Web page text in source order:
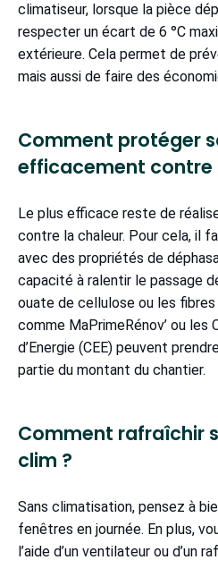
climatiseur, lorsque la pièce
respecter un écart de 6 °C
extérieure. Cela permet de
mais aussi de faire des
Comment protéger
efficacement contre
Le plus efficace reste de
contre la chaleur. Pour cela, il
avec des propriétés de
capacité à ralentir le passage
ouate de cellulose ou les fibres
comme MaPrimeRénov’ ou les
d’Energie (CEE) peuvent
partie du montant du chantier.
Comment rafraîchir
clim ?
Sans climatisation, pensez à
fenêtres en journée. En plus,
l’aide d’un ventilateur ou d’un